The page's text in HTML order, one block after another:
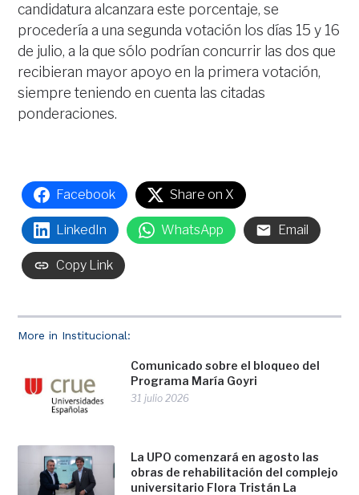
More in Institucional:
Comunicado sobre el bloqueo del
Programa María Goyri
31 julio 2026
La UPO comenzará en agosto las
obras de rehabilitación del complejo
universitario Flora Tristán La
candidatura alcanzara este porcentaje, se
procedería a una segunda votación los días 15 y 16
de julio, a la que sólo podrían concurrir las dos que
recibieran mayor apoyo en la primera votación,
siempre teniendo en cuenta las citadas
ponderaciones.
Facebook Share on X
LinkedIn WhatsApp Email
Copy Link